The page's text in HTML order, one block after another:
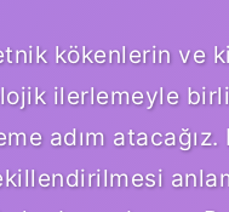
kökenlerin ve
ilerlemeyle
adım